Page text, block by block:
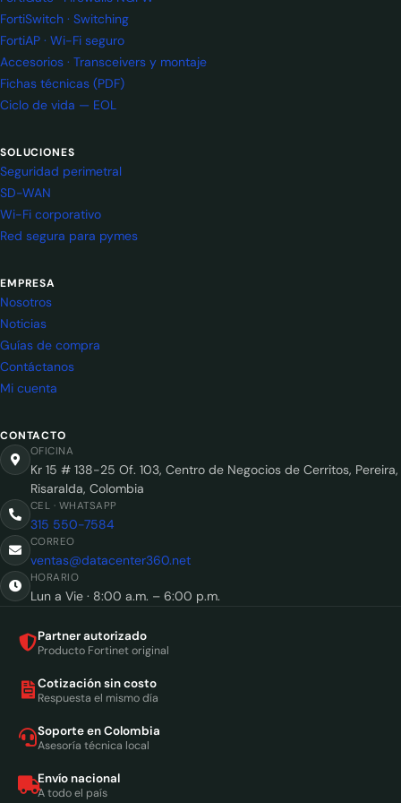
FortiSwitch · Switching
FortiAP · Wi-Fi seguro
Accesorios · Transceivers y montaje
Fichas técnicas (PDF)
Ciclo de vida — EOL
SOLUCIONES
Seguridad perimetral
SD-WAN
Wi-Fi corporativo
Red segura para pymes
EMPRESA
Nosotros
Noticias
Guías de compra
Contáctanos
Mi cuenta
CONTACTO
OFICINA
Kr 15 # 138-25 Of. 103, Centro de Negocios de Cerritos, Pereira,
Risaralda, Colombia
CEL · WHATSAPP
315 550-7584
CORREO
ventas@datacenter360.net
HORARIO
Lun a Vie · 8:00 a.m. – 6:00 p.m.
Partner autorizado
Producto Fortinet original
Cotización sin costo
Respuesta el mismo día
Soporte en Colombia
Asesoría técnica local
Envío nacional
A todo el país